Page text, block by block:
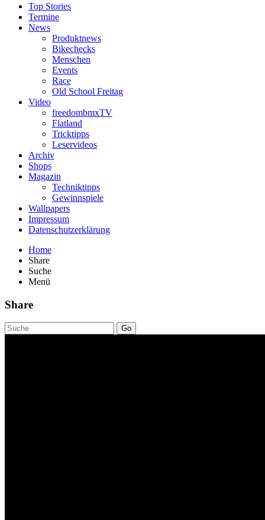
Top Stories
Termine
News
Produktnews
Bikechecks
Menschen
Events
Race
Old School Freitag
Video
freedombmxTV
Flatland
Tricktipps
Leservideos
Archiv
Shops
Magazin
Techniktipps
Gewinnspiele
Wallpapers
Impressum
Datenschutzerklärung
Home
Share
Suche
Menü
Share
Go